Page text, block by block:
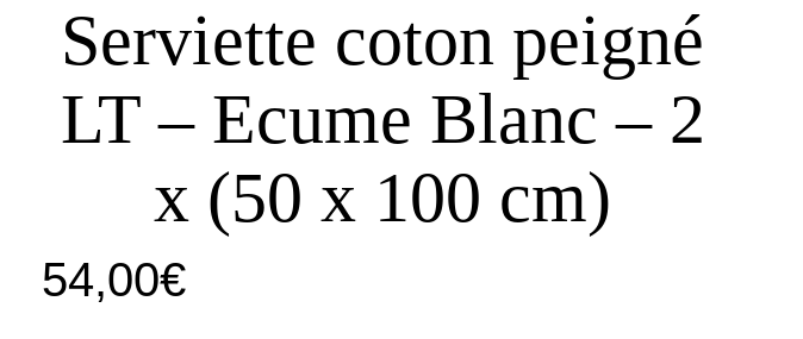
Serviette coton peigné
LT – Ecume Blanc – 2
x (50 x 100 cm)
54,00€